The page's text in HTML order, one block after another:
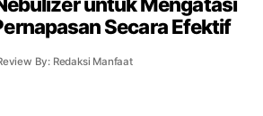
Secara Efektif
By: Redaksi Manfaat